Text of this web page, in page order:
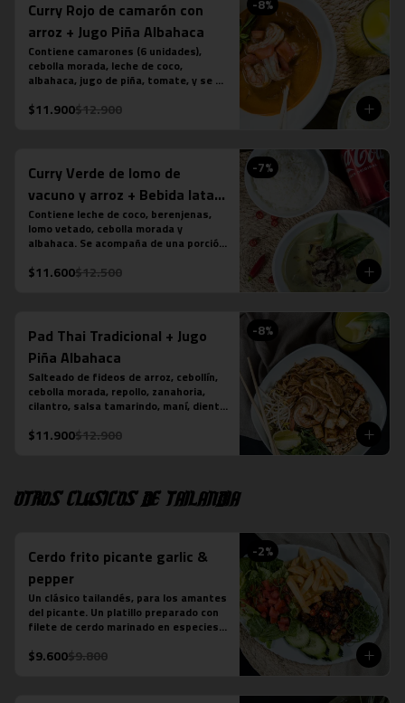
-8%
Curry Rojo de camarón con
arroz + Jugo Piña Albahaca
Contiene camarones (6 unidades),
cebolla morada, leche de coco,
albahaca, jugo de piña, tomate, y se
jazmín. (contiene salsa de pescado).
$11.900$12.900
-7%
Curry Verde de lomo de
vacuno y arroz + Bebida lata
350 cc
Contiene leche de coco, berenjenas,
lomo vetado, cebolla morada y
albahaca. Se acompaña de una porción
pescado). Más bebida en lata a tu
$11.600$12.500
-8%
Pad Thai Tradicional + Jugo
Piña Albahaca
Salteado de fideos de arroz, cebollín,
cebolla morada, repollo, zanahoria,
cilantro, salsa tamarindo, maní, diente
unidades), tofu y pollo. Más jugo
$11.900$12.900
Otros clásicos de Tailandia
-2%
Cerdo frito picante garlic &
pepper
Un clásico tailandés, para los amantes
del picante. Un platillo preparado con
filete de cerdo marinado en especies
ostra, ajo, ají, pimienta y azúcar.
$9.600$9.800